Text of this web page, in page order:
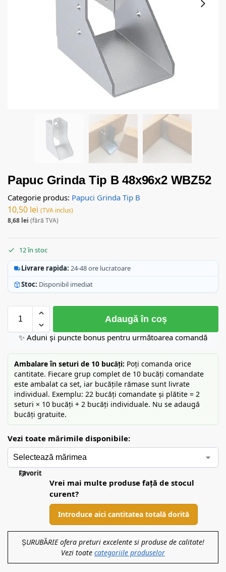
Papuc Grinda Tip B 48x96x2 WBZ52
Categorie produs: Papuci Grinda Tip B
10,50 lei (TVA inclus)
8,68 lei (fără TVA)
12 în stoc
Livrare rapida: 24-48 ore lucratoare
Stoc: Disponibil imediat
Adaugă în coș
✨ Aduni și puncte bonus pentru următoarea comandă
Ambalare în seturi de 10 bucăți: Poți comanda orice
cantitate. Fiecare grup complet de 10 bucăți comandate
este ambalat ca set, iar bucățile rămase sunt livrate
individual. Exemplu: 22 bucăți comandate și plătite = 2
seturi × 10 bucăți + 2 bucăți individuale. Nu se adaugă
bucăți gratuite.
Vezi toate mărimile disponibile:
Favorit
Vrei mai multe produse față de stocul
curent?
Introduce aici cantitatea totală dorită
ȘURUBĂRIE ofera preturi excelente si produse de calitate!
Vezi toate categoriile produselor